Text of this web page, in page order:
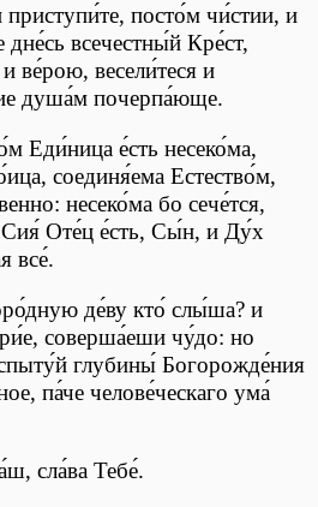
посто́м чи́стии, и
всечестны́й Кре́ст,
ве́рою, весели́теся и
душа́м почерпа́юще.
Еди́ница е́сть несеко́ма,
соединя́ема Естество́м,
несеко́ма бо сече́тся,
Оте́ц е́сть, Сы́н, и Ду́х
все́.
де́ву кто́ слы́ша? и
соверша́еши чу́до: но
глубины́ Богорожде́ния
па́че челове́ческаго ума́
сла́ва Тебе́.